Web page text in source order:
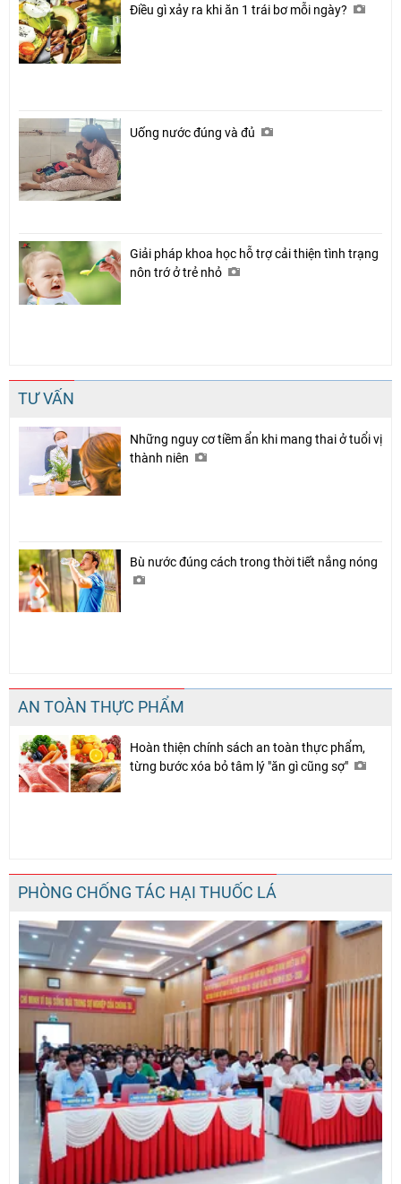
Điều gì xảy ra khi ăn 1 trái bơ mỗi ngày?
Uống nước đúng và đủ
Giải pháp khoa học hỗ trợ cải thiện tình trạng
nôn trớ ở trẻ nhỏ
TƯ VẤN
Những nguy cơ tiềm ẩn khi mang thai ở tuổi vị
thành niên
Bù nước đúng cách trong thời tiết nắng nóng
AN TOÀN THỰC PHẨM
Hoàn thiện chính sách an toàn thực phẩm,
từng bước xóa bỏ tâm lý "ăn gì cũng sợ"
PHÒNG CHỐNG TÁC HẠI THUỐC LÁ